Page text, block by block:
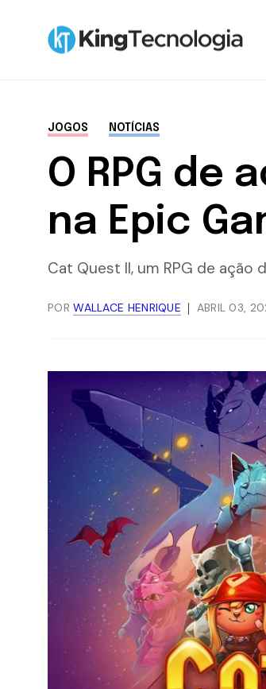
Tutoriais
Windows
Promoções
JOGOS NOTÍCIAS
O RPG de
na Epic
Cat Quest II, um RPG de
PORWALLACE HENRIQUE ABRIL 03,